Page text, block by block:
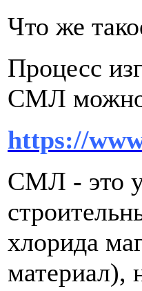
Что же
Процесс
СМЛ можно
https://
СМЛ - это
хлорида
материал),